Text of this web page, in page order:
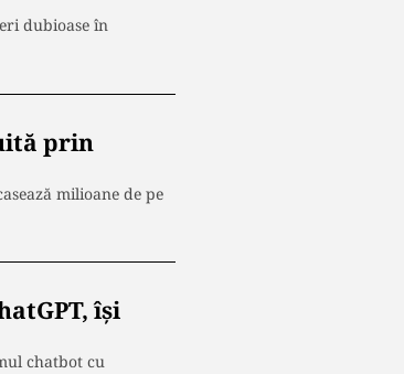
dubioase în
prin
milioane de pe
își
chatbot cu